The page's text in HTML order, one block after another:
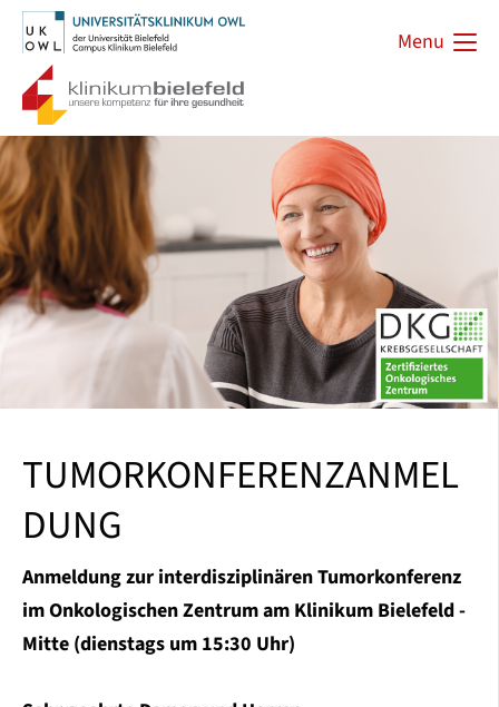
Menu
TUMORKONFERENZANMEL
DUNG
Anmeldung zur interdisziplinären Tumorkonferenz
im Onkologischen Zentrum am Klinikum Bielefeld -
Mitte (dienstags um 15:30 Uhr)